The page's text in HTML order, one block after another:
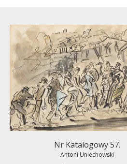
Nr Katalogowy 57.
Antoni Uniechowski